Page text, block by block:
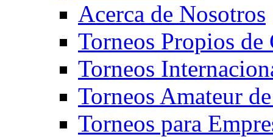
Acerca de Nosotros
Torneos Propios
Torneos
Torneos Amateur
Torneos para